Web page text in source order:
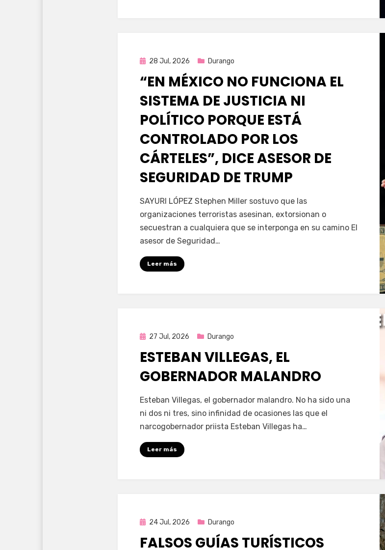
Publicada
28 Jul, 2026 Durango
“EN MÉXICO NO FUNCIONA EL
SISTEMA DE JUSTICIA NI
POLÍTICO PORQUE ESTÁ
CONTROLADO POR LOS
CÁRTELES”, DICE ASESOR DE
SEGURIDAD DE TRUMP
porFernando Miranda Servín
SAYURI LÓPEZ Stephen Miller sostuvo que las
organizaciones terroristas asesinan, extorsionan o
secuestran a cualquiera que se interponga en su camino El
asesor de Seguridad…
Leer más
Publicada
27 Jul, 2026 Durango
ESTEBAN VILLEGAS, EL
GOBERNADOR MALANDRO
porFernando Miranda Servín
Esteban Villegas, el gobernador malandro. No ha sido una
ni dos ni tres, sino infinidad de ocasiones las que el
narcogobernador priista Esteban Villegas ha…
Leer más
Publicada
24 Jul, 2026 Durango
FALSOS GUÍAS TURÍSTICOS